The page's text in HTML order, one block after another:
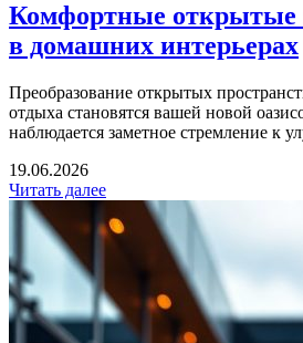
Комфортные открытые
в домашних интерьерах
Преобразование открытых
отдыха становятся вашей новой
наблюдается заметное стремление к
19.06.2026
Читать далее